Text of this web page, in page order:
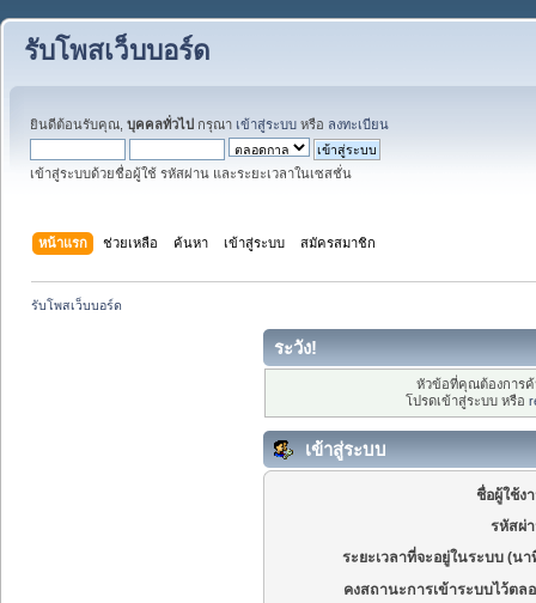
รับโพสเว็บบอร์ด
ยินดีต้อนรับคุณ, บุคคลทั่วไป กรุณา เข้าสู่ระบบ หรือ ลงทะเบียน
เข้าสู่ระบบด้วยชื่อผู้ใช้ รหัสผ่าน และระยะเวลาในเซสชั่น
หน้าแรก ช่วยเหลือ ค้นหา เข้าสู่ระบบ สมัครสมาชิก
รับโพสเว็บบอร์ด
ระวัง!
หัวข้อที่คุณต้องการ
โปรดเข้าสู่ระบบ หรือ
เข้าสู่ระบบ
ชื่อผู้ใช้ง
รหัสผ่
ระยะเวลาที่จะอยู่ในระบบ (นา
คงสถานะการเข้าระบบไว้ตล